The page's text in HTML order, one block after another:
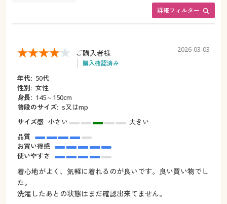
詳細フィルター
ご購入者様
購入確認済み
2026-03-03
年代: 50代
性別: 女性
身長: 145～150cm
普段のサイズ: s又はmp
サイズ感 小さい
大きい
品質
お買い得感
使いやすさ
着心地がよく、気軽に着れるのが良いです。良い買い物でし
た。
洗濯したあとの状態はまだ確認出来てません。